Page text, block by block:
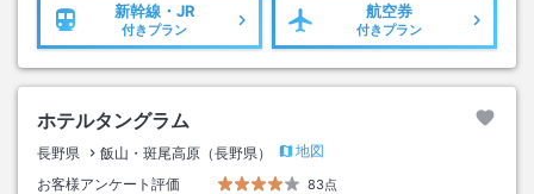
新幹線・JR
付きプラン
航空券
付きプラン
ホテルタングラム
長野県 飯山・斑尾高原（長野県）
地図
お客様アンケート評価
83点